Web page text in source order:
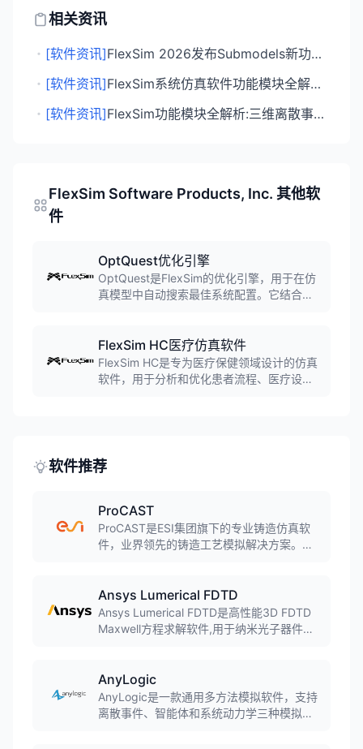
相关资讯
・ [软件资讯]
FlexSim 2026发布Submodels新功能，强化复杂系统仿真能力
・ [软件资讯]
FlexSim系统仿真软件功能模块全解析：面向对象的3D离散事件仿真平台
・ [软件资讯] FlexSim功能模块全解析:三维离散事件仿真平台
FlexSim Software Products, Inc. 其他软
件
OptQuest优化引擎
OptQuest是FlexSim的优化引擎，用于在仿
真模型中自动搜索最佳系统配置。它结合了
分配。
FlexSim HC医疗仿真软件
FlexSim HC是专为医疗保健领域设计的仿真
软件，用于分析和优化患者流程、医疗设施
软件推荐
ProCAST
ProCAST是ESI集团旗下的专业铸造仿真软
件，业界领先的铸造工艺模拟解决方案。软
造、熔模铸造、连铸等，预测缩孔缩松、气
孔、裂纹、变形等缺陷。
Ansys Lumerical FDTD
Ansys Lumerical FDTD是高性能3D FDTD
Maxwell方程求解软件,用于纳米光子器件、
AnyLogic
AnyLogic是一款通用多方法模拟软件，支持
离散事件、智能体和系统动力学三种模拟方